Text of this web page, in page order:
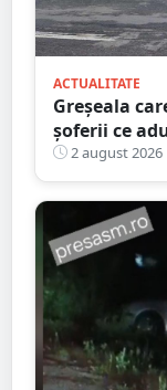
ACTUALITATE
Greșeala
șoferii ce
descoperit în
2 august 2026